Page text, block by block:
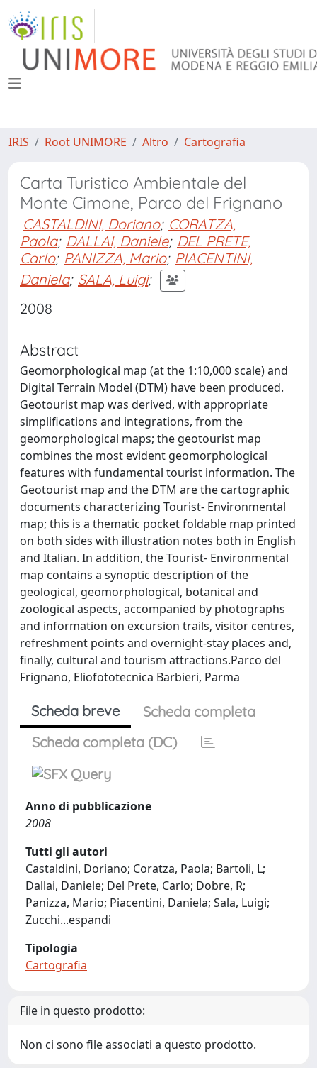
IRIS Root UNIMORE Altro Cartografia
Carta Turistico Ambientale del
Monte Cimone, Parco del Frignano
CASTALDINI, Doriano; CORATZA,
Paola; DALLAI, Daniele; DEL PRETE,
Carlo; PANIZZA, Mario; PIACENTINI,
Daniela; SALA, Luigi;
2008
Abstract
Geomorphological map (at the 1:10,000 scale) and
Digital Terrain Model (DTM) have been produced.
Geotourist map was derived, with appropriate
simplifications and integrations, from the
geomorphological maps; the geotourist map
combines the most evident geomorphological
features with fundamental tourist information. The
Geotourist map and the DTM are the cartographic
documents characterizing Tourist- Environmental
map; this is a thematic pocket foldable map printed
on both sides with illustration notes both in English
and Italian. In addition, the Tourist- Environmental
map contains a synoptic description of the
geological, geomorphological, botanical and
zoological aspects, accompanied by photographs
and information on excursion trails, visitor centres,
refreshment points and overnight-stay places and,
finally, cultural and tourism attractions.Parco del
Frignano, Eliofototecnica Barbieri, Parma
Scheda breve
Scheda completa
Scheda completa (DC)
Anno di pubblicazione
2008
Tutti gli autori
Castaldini, Doriano; Coratza, Paola; Bartoli, L;
Dallai, Daniele; Del Prete, Carlo; Dobre, R;
Panizza, Mario; Piacentini, Daniela; Sala, Luigi;
Zucchi...espandi
Tipologia
Cartografia
File in questo prodotto:
Non ci sono file associati a questo prodotto.